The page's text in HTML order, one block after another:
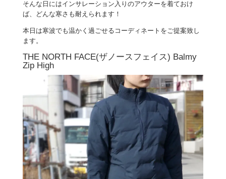
そんな日にはインサレーション入りのアウターを着ておけ
ば、どんな寒さも耐えられます！
本日は寒波でも温かく過ごせるコーディネートをご提案致し
ます。
THE NORTH FACE(ザノースフェイス) Balmy
Zip High